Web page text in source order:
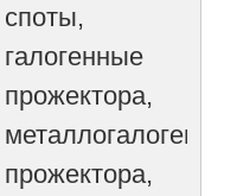
споты,
галогенные
прожектора,
прожектора,